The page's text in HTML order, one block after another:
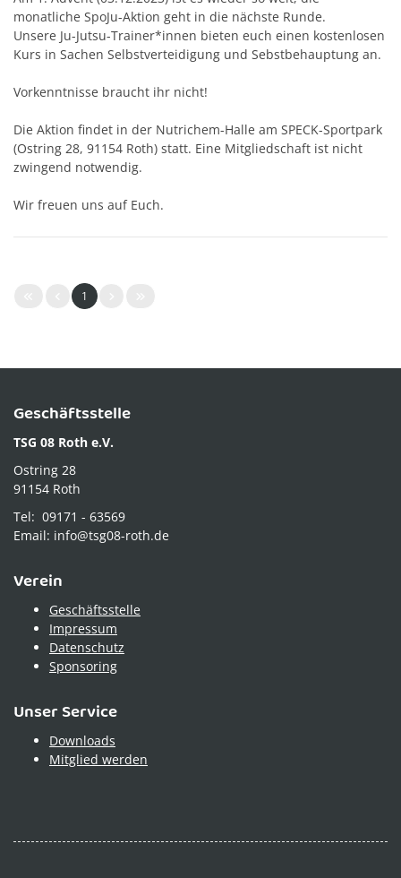
monatliche SpoJu-Aktion geht in die nächste Runde.
Unsere Ju-Jutsu-Trainer*innen bieten euch einen kostenlosen
Kurs in Sachen Selbstverteidigung und Sebstbehauptung an.
Vorkenntnisse braucht ihr nicht!
Die Aktion findet in der Nutrichem-Halle am SPECK-Sportpark
(Ostring 28, 91154 Roth) statt. Eine Mitgliedschaft ist nicht
zwingend notwendig.
Wir freuen uns auf Euch.
1
Geschäftsstelle
TSG 08 Roth e.V.
Ostring 28
91154 Roth
Tel: 09171 - 63569
Email: info@tsg08-roth.de
Verein
Geschäftsstelle
Impressum
Datenschutz
Sponsoring
Unser Service
Downloads
Mitglied werden